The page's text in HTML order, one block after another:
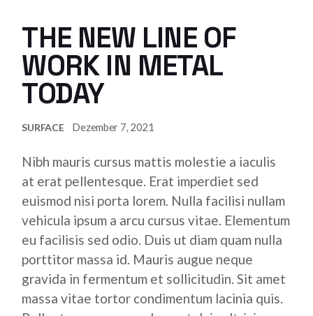
THE NEW LINE OF
WORK IN METAL
TODAY
SURFACE Dezember 7, 2021
Nibh mauris cursus mattis molestie a iaculis
at erat pellentesque. Erat imperdiet sed
euismod nisi porta lorem. Nulla facilisi nullam
vehicula ipsum a arcu cursus vitae. Elementum
eu facilisis sed odio. Duis ut diam quam nulla
porttitor massa id. Mauris augue neque
gravida in fermentum et sollicitudin. Sit amet
massa vitae tortor condimentum lacinia quis.